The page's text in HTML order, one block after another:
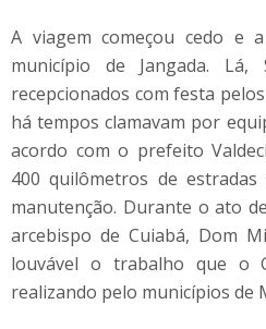
A viagem começou cedo e
município de Jangada.
recepcionados com festa
há tempos clamavam por
acordo com o prefeito
400 quilômetros de
manutenção. Durante o ato
arcebispo de Cuiabá, Dom
louvável o trabalho que o
realizando pelo municípios de